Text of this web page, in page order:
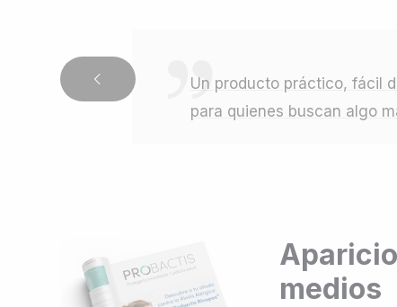
Un producto práctico, fácil
para quienes buscan algo
medios